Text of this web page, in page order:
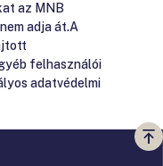
az MNB
adja át.A
felhasználói
adatvédelmi
a